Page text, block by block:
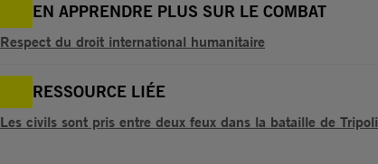
EN APPRENDRE PLUS SUR LE COMBAT
Respect du droit international humanitaire
RESSOURCE LIÉE
Les civils sont pris entre deux feux dans la bataille de Tripoli